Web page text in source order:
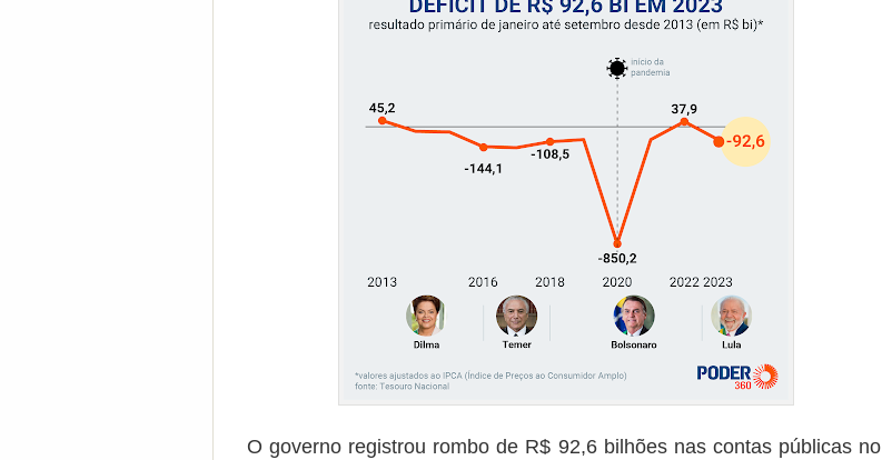
O governo registrou rombo de R$ 92,6 bilhões nas contas públicas no